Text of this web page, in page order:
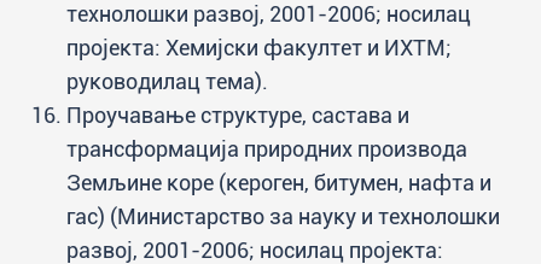
технолошки развој, 2001-2006; носилац
пројекта: Хемијски факултет и ИХТМ;
руководилац тема).
Проучавање структуре, састава и
трансформација природних производа
Земљине коре (кероген, битумен, нафта и
гас) (Министарство за науку и технолошки
развој, 2001-2006; носилац пројекта: